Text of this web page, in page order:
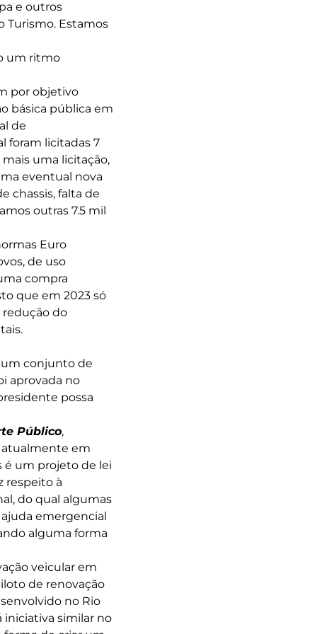
e outros
Turismo. Estamos
um ritmo
por objetivo
básica pública em
de
foram licitadas 7
uma licitação,
eventual nova
chassis, falta de
outras 7.5 mil
Euro
de uso
compra
que em 2023 só
redução do
um conjunto de
aprovada no
possa
Público,
atualmente em
é um projeto de lei
respeito à
do qual algumas
emergencial
alguma forma
veicular em
de renovação
no Rio
iniciativa similar no